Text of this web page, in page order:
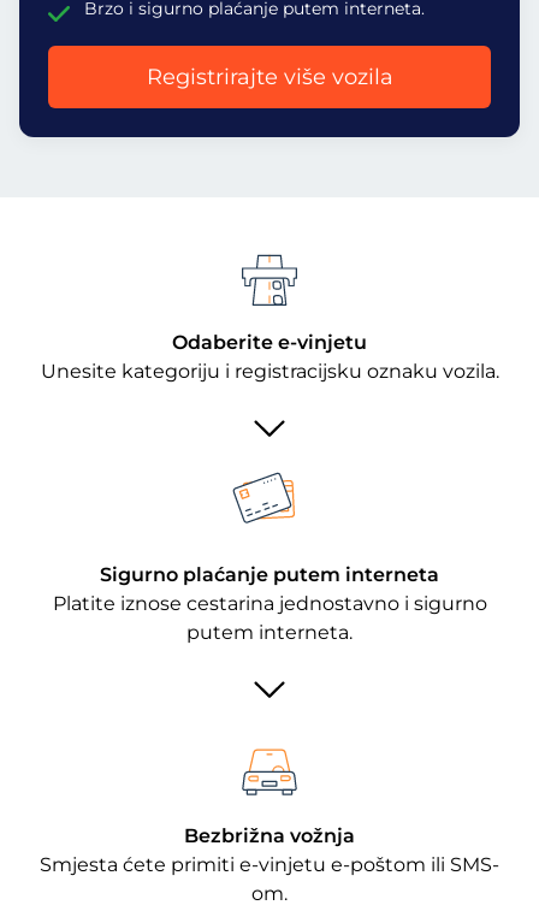
Brzo i sigurno plaćanje putem interneta.
Registrirajte više vozila
Odaberite e-vinjetu
Unesite kategoriju i registracijsku oznaku vozila.
Sigurno plaćanje putem interneta
Platite iznose cestarina jednostavno i sigurno
putem interneta.
Bezbrižna vožnja
Smjesta ćete primiti e-vinjetu e-poštom ili SMS-
om.